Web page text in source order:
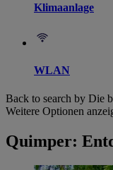
Klimaanlage
WLAN
Back to search by Die
Weitere Optionen
Quimper: